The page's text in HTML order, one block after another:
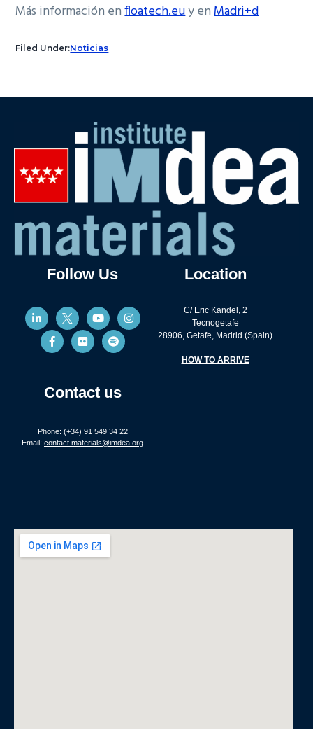
Más información enfloatech.euy enMadri+d
Filed Under:Noticias
Follow Us
Contact us
Phone: (+34) 91 549 34 22
Email: contact.materials@imdea.org
Location
C/ Eric Kandel, 2
Tecnogetafe
28906, Getafe, Madrid (Spain)
HOW TO ARRIVE